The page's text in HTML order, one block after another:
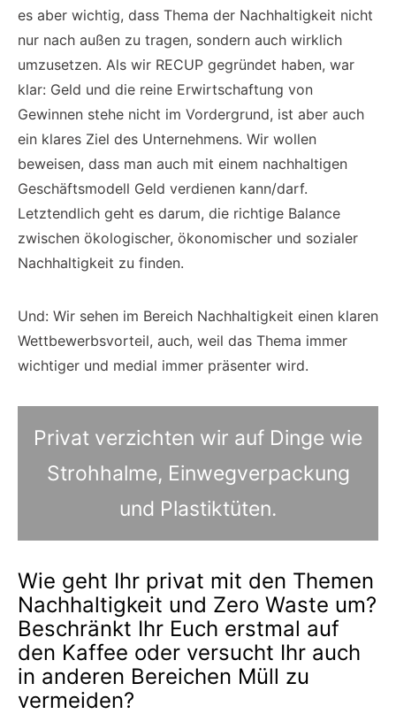
es aber wichtig, dass Thema der Nachhaltigkeit nicht
nur nach außen zu tragen, sondern auch wirklich
umzusetzen. Als wir RECUP gegründet haben, war
klar: Geld und die reine Erwirtschaftung von
Gewinnen stehe nicht im Vordergrund, ist aber auch
ein klares Ziel des Unternehmens. Wir wollen
beweisen, dass man auch mit einem nachhaltigen
Geschäftsmodell Geld verdienen kann/darf.
Letztendlich geht es darum, die richtige Balance
zwischen ökologischer, ökonomischer und sozialer
Nachhaltigkeit zu finden.
Und: Wir sehen im Bereich Nachhaltigkeit einen klaren
Wettbewerbsvorteil, auch, weil das Thema immer
wichtiger und medial immer präsenter wird.
Privat verzichten wir auf Dinge wie
Strohhalme, Einwegverpackung
und Plastiktüten.
Wie geht Ihr privat mit den Themen
Nachhaltigkeit und Zero Waste um?
Beschränkt Ihr Euch erstmal auf
den Kaffee oder versucht Ihr auch
in anderen Bereichen Müll zu
vermeiden?